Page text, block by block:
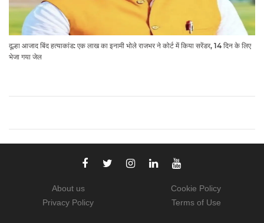
दूल्हा आजाद बिंद हत्याकांड: एक लाख का इनामी भोले राजभर ने कोर्ट में किया सरेंडर, 14 दिन के लिए
भेजा गया जेल
About us
Privacy Policy
Cookie Policy
Terms of Use